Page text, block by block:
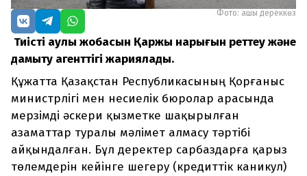
Фото: ашық дереккөз
Тиісті қаулы жобасын Қаржы нарығын реттеу және
дамыту агенттігі жариялады.
Құжатта Қазақстан Республикасының Қорғаныс
министрлігі мен несиелік бюролар арасында
мерзімді әскери қызметке шақырылған
азаматтар туралы мәлімет алмасу тәртібі
айқындалған. Бұл деректер сарбаздарға қарыз
төлемдерін кейінге шегеру (кредиттік каникул)